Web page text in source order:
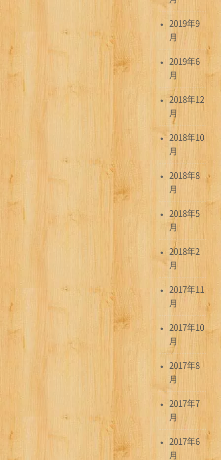
2019年9
月
2019年6
月
2018年12
月
2018年10
月
2018年8
月
2018年5
月
2018年2
月
2017年11
月
2017年10
月
2017年8
月
2017年7
月
2017年6
月